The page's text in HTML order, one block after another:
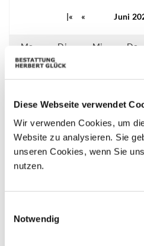
Diese Webseite verwendet
Wir verwenden Cookies, um
Website zu analysieren. Sie
unseren Cookies, wenn Sie
nutzen.
Notwendig
|« « Juni
Mo Di Mi Do
03 04 05 06
10 11 12 13
17 18 19 20